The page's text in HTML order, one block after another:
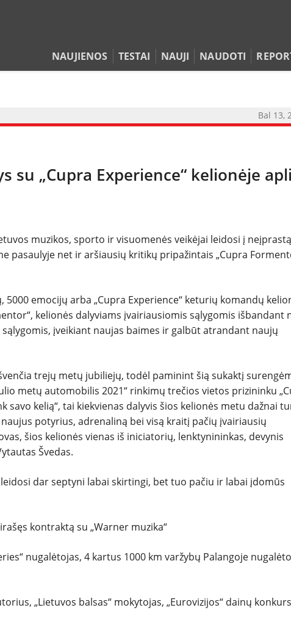
NAUJIENOS TESTAI NAUJI NAUDOTI
NAUJIENOS
TESTAI
NAUJI
NAUDOTI
REPORTAŽAI
SPORTAS
PATARIMAI
ĮVAIRENYBĖS
Bal 13,
su „Cupra Experience“ kelionėje
muzikos, sporto ir visuomenės veikėjai leidosi į
pasaulyje net ir aršiausių kritikų pripažintais „Cupra
emocijų arba „Cupra Experience“ keturių komandų
kelionės dalyviams įvairiausiomis sąlygomis išbandant
įveikiant naujas baimes ir galbūt atrandant naujų
trejų metų jubiliejų, todėl paminint šią sukaktį
metų automobilis 2021“ rinkimų trečios vietos prizininku
savo kelią“, tai kiekvienas dalyvis šios kelionės metu dažnai
potyrius, adrenaliną bei visą kraitį pačių įvairiausių
šios kelionės vienas iš iniciatorių, lenktynininkas, devynis
Švedas.
dar septyni labai skirtingi, bet tuo pačiu ir labai įdomūs
kontraktą su „Warner muzika“
nugalėtojas, 4 kartus 1000 km varžybų Palangoje
„Lietuvos balsas“ mokytojas, „Eurovizijos“ dainų